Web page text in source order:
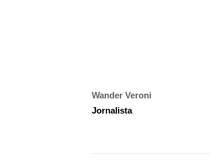
Wander Veroni
Jornalista